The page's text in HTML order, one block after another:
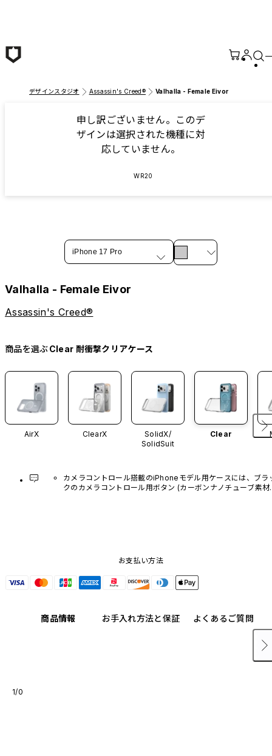
デザインスタジオ Assassin's Creed® Valhalla - Female Eivor
申し訳ございません。このデ
ザインは選択された機種に対
応していません。
WR20
iPhone 17 Pro
Valhalla - Female Eivor
Assassin's Creed®
商品を選ぶClear 耐衝撃クリアケース
AirX ClearX
SolidX/
SolidSuit
Clear
カメラコントロール搭載のiPhoneモデル用ケースには、ブラ
クのカメラコントロール用ボタン (カーボンナノチューブ素材)
お支払い方法
商品情報 お手入れ方法と保証 よくあるご質問
1/0